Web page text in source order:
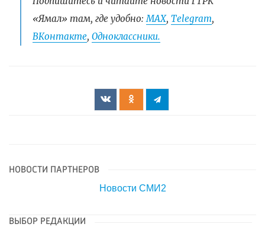
«Ямал» там, где удобно: МАХ, Telegram,
ВКонтакте, Одноклассники.
НОВОСТИ ПАРТНЕРОВ
Новости СМИ2
ВЫБОР РЕДАКЦИИ